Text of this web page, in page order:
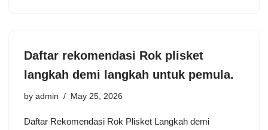
Daftar rekomendasi Rok plisket
langkah demi langkah untuk pemula.
by admin May 25, 2026
Daftar Rekomendasi Rok Plisket Langkah demi